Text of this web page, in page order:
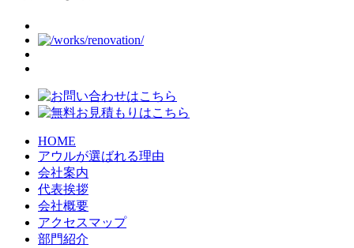
HOME
アウルが選ばれる理由
会社案内
代表挨拶
会社概要
アクセスマップ
部門紹介